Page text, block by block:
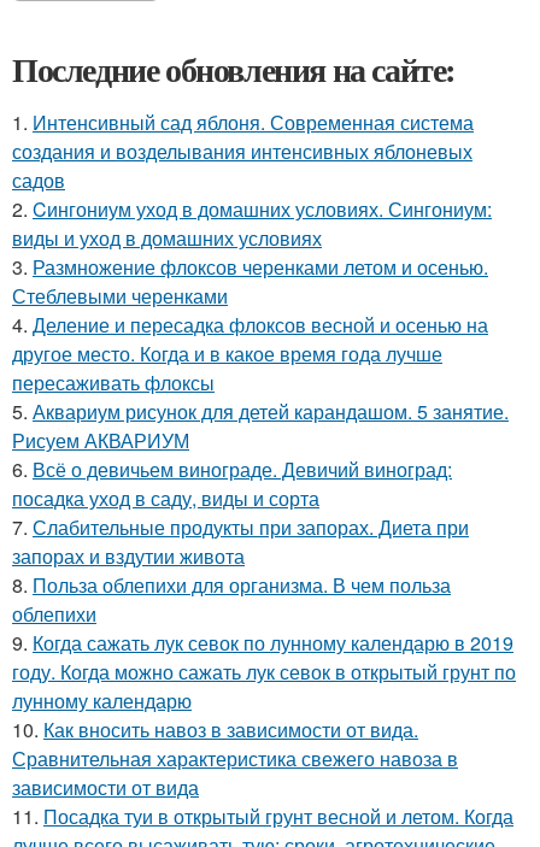
Последние обновления на сайте:
1. Интенсивный сад яблоня. Современная система
создания и возделывания интенсивных яблоневых
садов
2. Cингониум уход в домашних условиях. Сингониум:
виды и уход в домашних условиях
3. Размножение флоксов черенками летом и осенью.
Стеблевыми черенками
4. Деление и пересадка флоксов весной и осенью на
другое место. Когда и в какое время года лучше
пересаживать флоксы
5. Аквариум рисунок для детей карандашом. 5 занятие.
Рисуем АКВАРИУМ
6. Всё о девичьем винограде. Девичий виноград:
посадка уход в саду, виды и сорта
7. Слабительные продукты при запорах. Диета при
запорах и вздутии живота
8. Польза облепихи для организма. В чем польза
облепихи
9. Когда сажать лук севок по лунному календарю в 2019
году. Когда можно сажать лук севок в открытый грунт по
лунному календарю
10. Как вносить навоз в зависимости от вида.
Сравнительная характеристика свежего навоза в
зависимости от вида
11. Посадка туи в открытый грунт весной и летом. Когда